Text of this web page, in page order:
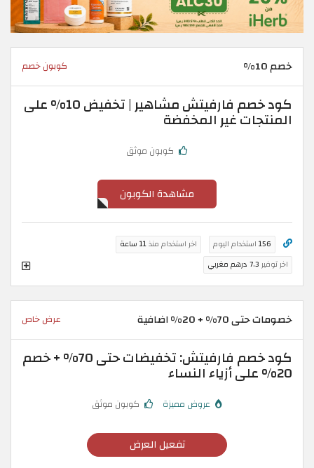
خصم 10% كوبون خصم
كود خصم فارفيتش مشاهير | تخفيض 10% على
المنتجات غير المخفضة
كوبون موثق
مشاهدة الكوبون
156 استخدام اليوم اخر استخدام منذ11 ساعة
اخر توفير 7.3 درهم مغربي
خصومات حتى 70% + 20% اضافية عرض خاص
كود خصم فارفيتش: تخفيضات حتى 70% + خصم
20% على أزياء النساء
عروض مميزة كوبون موثق
تفعيل العرض